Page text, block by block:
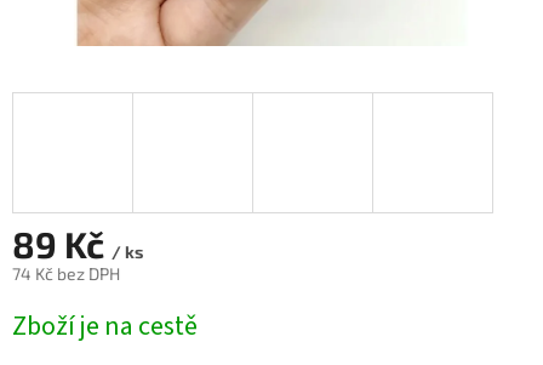
89 Kč / ks
74 Kč bez DPH
cena:
Zboží je na cestě